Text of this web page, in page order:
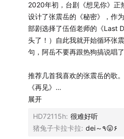
🎯 商务、媒体合作：添加微信
📬 如果有任何问题或反馈，欢
至：relic_ice@icloud.com
2020年初，台剧《想见你》正
设计了张震岳的《秘密》，作
部剧选择了伍佰老师的《Last
头了！）自此我就开始循环张
句，阿岳不要再跟热狗搞说唱
推荐几首我喜欢的张震岳的歌。
《再见》
《勇气》
《迷途羔羊》
展开
HD72115h: 很难好听
猪兔子卡拉卡拉: dei～٩😛۶